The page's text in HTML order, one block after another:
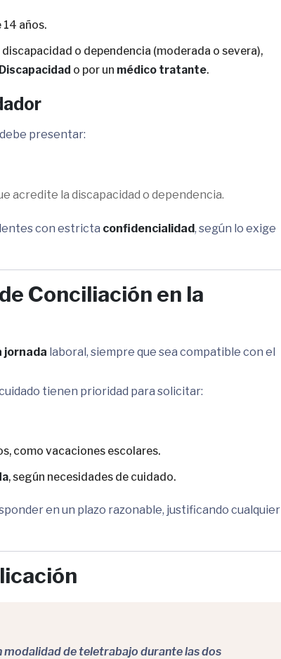
años.
o dependencia (moderada o severa),
o por un médico tratante.
presentar:
acredite la discapacidad o dependencia.
con estricta confidencialidad, según lo exige
Conciliación en la
jornada laboral, siempre que sea compatible con el
tienen prioridad para solicitar:
como vacaciones escolares.
, según necesidades de cuidado.
en un plazo razonable, justificando cualquier
de teletrabajo durante las dos